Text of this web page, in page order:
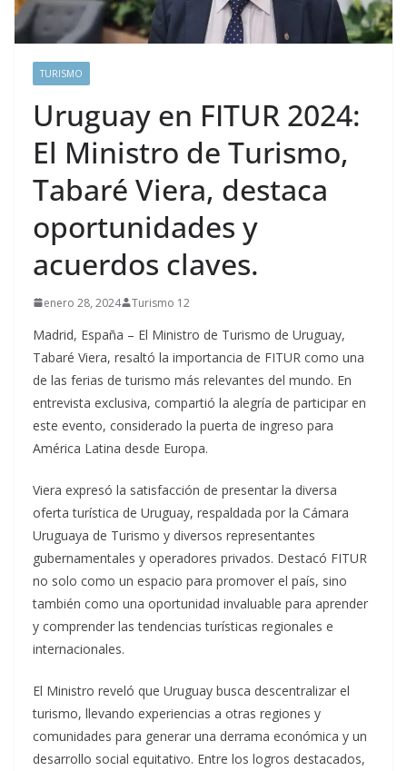
TURISMO
Uruguay en FITUR 2024:
El Ministro de Turismo,
Tabaré Viera, destaca
oportunidades y
acuerdos claves.
enero 28, 2024 Turismo 12
Madrid, España – El Ministro de Turismo de Uruguay,
Tabaré Viera, resaltó la importancia de FITUR como una
de las ferias de turismo más relevantes del mundo. En
entrevista exclusiva, compartió la alegría de participar en
este evento, considerado la puerta de ingreso para
América Latina desde Europa.
Viera expresó la satisfacción de presentar la diversa
oferta turística de Uruguay, respaldada por la Cámara
Uruguaya de Turismo y diversos representantes
gubernamentales y operadores privados. Destacó FITUR
no solo como un espacio para promover el país, sino
también como una oportunidad invaluable para aprender
y comprender las tendencias turísticas regionales e
internacionales.
El Ministro reveló que Uruguay busca descentralizar el
turismo, llevando experiencias a otras regiones y
comunidades para generar una derrama económica y un
desarrollo social equitativo. Entre los logros destacados,